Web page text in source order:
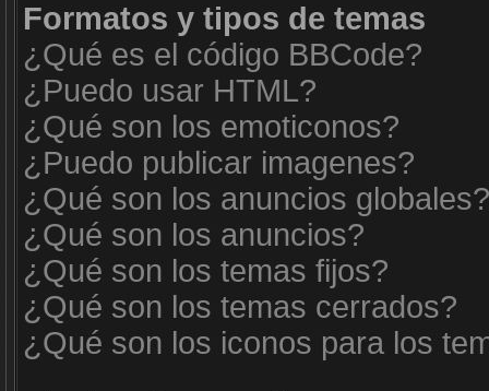
Formatos y tipos de temas
¿Qué es el código BBCode?
¿Puedo usar HTML?
¿Qué son los emoticonos?
¿Puedo publicar imagenes?
¿Qué son los anuncios globales?
¿Qué son los anuncios?
¿Qué son los temas fijos?
¿Qué son los temas cerrados?
¿Qué son los iconos para los